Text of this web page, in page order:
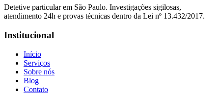
Detetive particular em São Paulo. Investigações sigilosas,
atendimento 24h e provas técnicas dentro da Lei nº 13.432/2017.
Institucional
Início
Serviços
Sobre nós
Blog
Contato